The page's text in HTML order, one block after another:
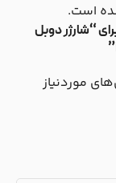
است.
“شارژر دوبل
موردنیاز